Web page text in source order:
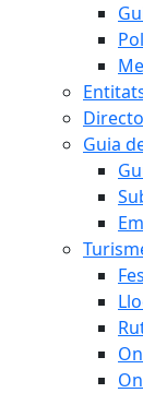
Guia